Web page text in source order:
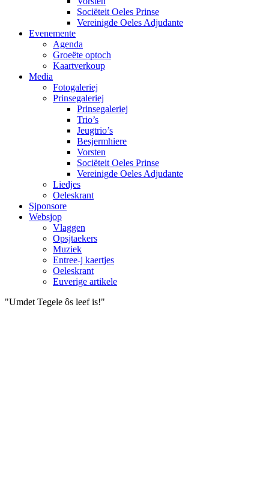
Sociëteit Oeles Prinse
Vereinigde Oeles Adjudante
Evenemente
Agenda
Groeëte optoch
Kaartverkoup
Media
Fotogaleriej
Prinsegaleriej
Prinsegaleriej
Trio’s
Jeugtrio’s
Besjermhiere
Vorsten
Sociëteit Oeles Prinse
Vereinigde Oeles Adjudante
Liedjes
Oeleskrant
Sjponsore
Websjop
Vlaggen
Opsjtaekers
Muziek
Entree-j kaertjes
Oeleskrant
Euverige artikele
"Umdet Tegele ôs leef is!"